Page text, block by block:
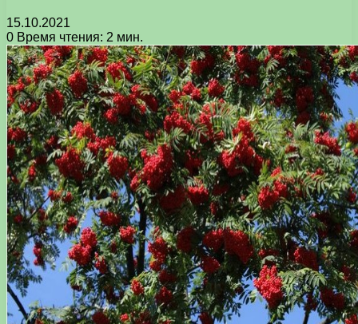
15.10.2021
0 Время чтения: 2 мин.